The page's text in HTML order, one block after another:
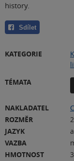
history.
Sdílet
KATEGORIE
TÉMATA
NAKLADATEL
ROZMĚR
JAZYK
VAZBA
HMOTNOST